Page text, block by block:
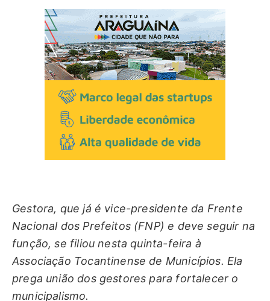
Gestora, que já é vice-presidente da Frente
Nacional dos Prefeitos (FNP) e deve seguir na
função, se filiou nesta quinta-feira à
Associação Tocantinense de Municípios. Ela
prega união dos gestores para fortalecer o
municipalismo.